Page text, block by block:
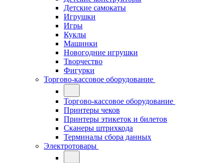
Детские самокаты
Игрушки
Игры
Куклы
Машинки
Новогодние игрушки
Творчество
Фигурки
Торгово-кассовое оборудование
Торгово-кассовое оборудование
Принтеры чеков
Принтеры этикеток и билетов
Сканеры штрихкода
Терминалы сбора данных
Электротовары